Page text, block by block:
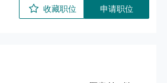
收藏职位 申请职位